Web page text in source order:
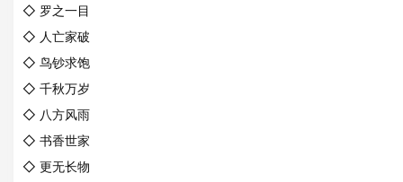
◇ 罗之一目
◇ 人亡家破
◇ 鸟钞求饱
◇ 千秋万岁
◇ 八方风雨
◇ 书香世家
◇ 更无长物